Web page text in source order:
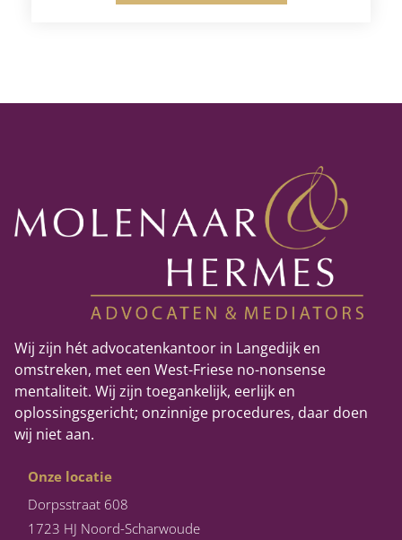
Wij zijn hét advocatenkantoor in Langedijk en
omstreken, met een West-Friese no-nonsense
mentaliteit. Wij zijn toegankelijk, eerlijk en
oplossingsgericht; onzinnige procedures, daar doen
wij niet aan.
Onze locatie
Dorpsstraat 608
1723 HJ Noord-Scharwoude